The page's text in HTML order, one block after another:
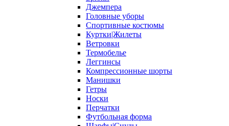
Джемпера
Головные уборы
Спортивные костюмы
Куртки|Жилеты
Ветровки
Термобелье
Леггинсы
Компрессионные шорты
Манишки
Гетры
Носки
Перчатки
Футбольная форма